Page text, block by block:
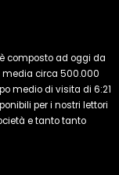
composto ad oggi da
media circa 500.000
medio di visita di 6:21
per i nostri lettori
e tanto tanto